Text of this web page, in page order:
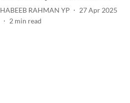
HABEEB RAHMAN YP
27 Apr 2025
2 min read